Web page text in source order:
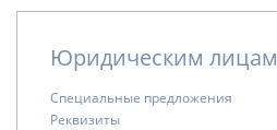
Юридическим лицам
Специальные предложения
Реквизиты